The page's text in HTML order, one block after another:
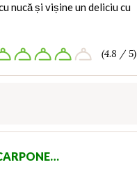
nucă și vișine un deliciu cu
(4.8 / 5)